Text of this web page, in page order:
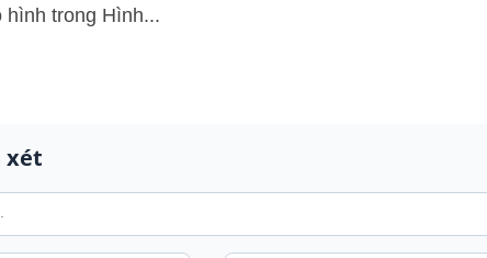
hình trong Hình...
xét